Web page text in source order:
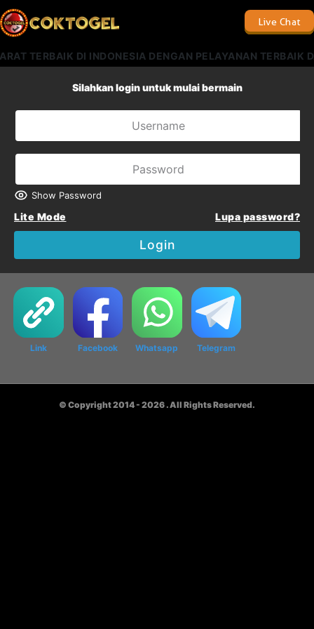
Live Chat
TERBAIK DI INDONESIA DENGAN PELAYANAN TERBAIK
Silahkan login untuk mulai bermain
Show Password
Lite Mode Lupa password?
Login
Link Facebook Whatsapp Telegram
© Copyright 2014 - 2026 . All Rights Reserved.